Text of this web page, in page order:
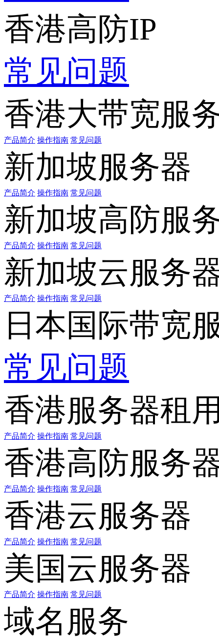
香港高防IP
常见问题
香港大带宽服
产品简介 操作指南 常见问题
新加坡服务器
产品简介 操作指南 常见问题
新加坡高防服
产品简介 操作指南 常见问题
新加坡云服务
产品简介 操作指南 常见问题
日本国际带宽
常见问题
香港服务器租
产品简介 操作指南 常见问题
香港高防服务
产品简介 操作指南 常见问题
香港云服务器
产品简介 操作指南 常见问题
美国云服务器
产品简介 操作指南 常见问题
域名服务